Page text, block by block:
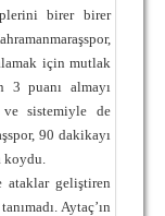
birer birer
için mutlak
3 puanı almayı
ve sistemiyle de
90 dakikayı
ataklar geliştiren
Aytaç’ın